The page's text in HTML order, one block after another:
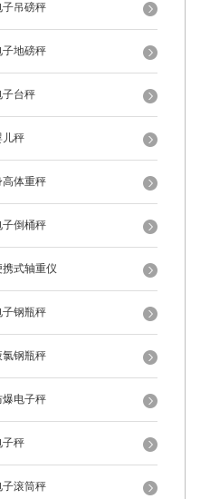
子吊磅秤
子地磅秤
子台秤
儿秤
高体重秤
子倒桶秤
携式轴重仪
子钢瓶秤
氯钢瓶秤
爆电子秤
子秤
子滚筒秤